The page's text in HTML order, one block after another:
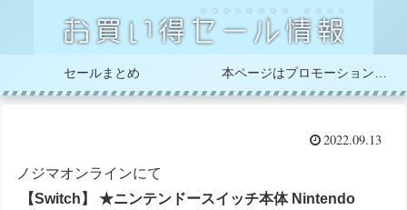
セールまとめ
2022.09.13
ノジマオンラインにて
【Switch】 ★ニンテンドースイッチ本体 Nintendo